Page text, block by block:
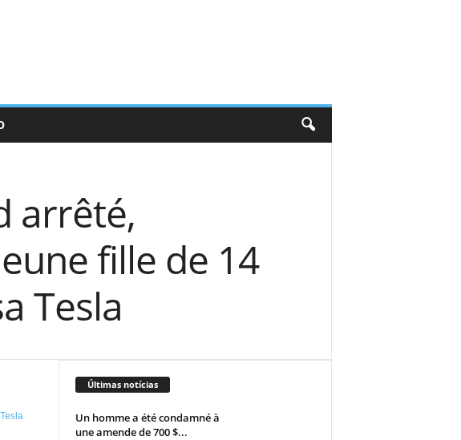
arrêté,
fille de 14
Tesla
Últimas notícias
Un homme a été condamné à
une amende de 700 $...